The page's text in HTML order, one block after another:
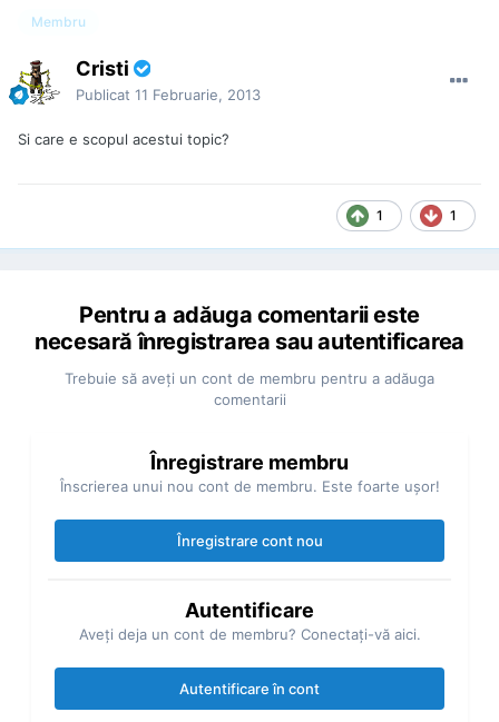
Membru
Cristi
Publicat 11 Februarie, 2013
Si care e scopul acestui topic?
1 1
Pentru a adăuga comentarii este
necesară înregistrarea sau autentificarea
Trebuie să aveţi un cont de membru pentru a adăuga
comentarii
Înregistrare membru
Înscrierea unui nou cont de membru. Este foarte uşor!
Înregistrare cont nou
Autentificare
Aveţi deja un cont de membru? Conectaţi-vă aici.
Autentificare în cont